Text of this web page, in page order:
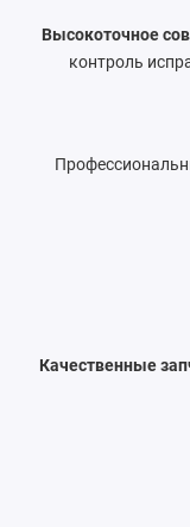
Высокоточное
контроль
Качественные